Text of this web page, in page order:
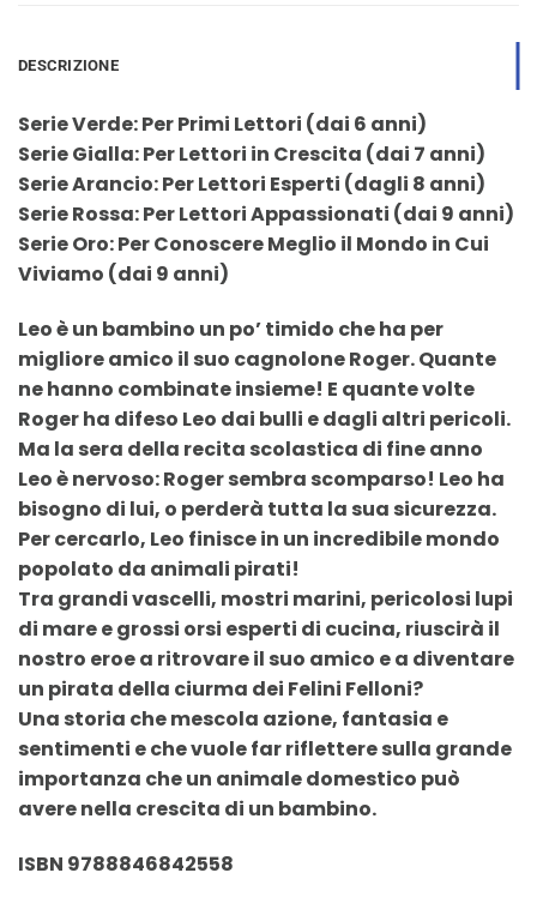
DESCRIZIONE
Serie Verde: Per Primi Lettori (dai 6 anni)
Serie Gialla: Per Lettori in Crescita (dai 7 anni)
Serie Arancio: Per Lettori Esperti (dagli 8 anni)
Serie Rossa: Per Lettori Appassionati (dai 9 anni)
Serie Oro: Per Conoscere Meglio il Mondo in Cui
Viviamo (dai 9 anni)
Leo è un bambino un po’ timido che ha per
migliore amico il suo cagnolone Roger. Quante
ne hanno combinate insieme! E quante volte
Roger ha difeso Leo dai bulli e dagli altri pericoli.
Ma la sera della recita scolastica di fine anno
Leo è nervoso: Roger sembra scomparso! Leo ha
bisogno di lui, o perderà tutta la sua sicurezza.
Per cercarlo, Leo finisce in un incredibile mondo
popolato da animali pirati!
Tra grandi vascelli, mostri marini, pericolosi lupi
di mare e grossi orsi esperti di cucina, riuscirà il
nostro eroe a ritrovare il suo amico e a diventare
un pirata della ciurma dei Felini Felloni?
Una storia che mescola azione, fantasia e
sentimenti e che vuole far riflettere sulla grande
importanza che un animale domestico può
avere nella crescita di un bambino.
ISBN 9788846842558